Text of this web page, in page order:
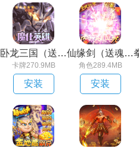
卧龙三国（送魔化张飞）
卡牌270.9MB
安装
仙缘剑（送魂环无限刷充）
角色289.4MB
安装